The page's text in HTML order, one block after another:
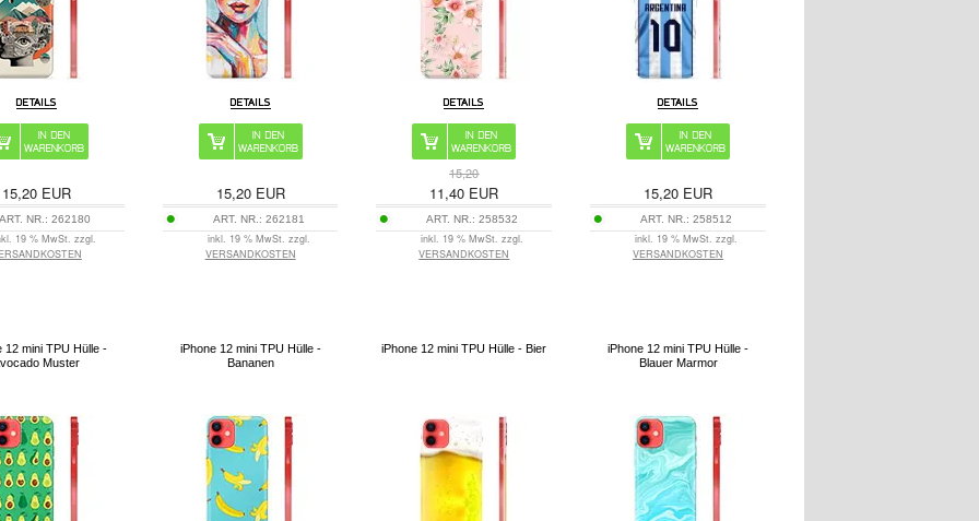
15,20EUR
ART. NR.: 262180
19 % MwSt. zzgl.
15,20EUR
ART. NR.: 262181
inkl. 19 % MwSt. zzgl.
VERSANDKOSTEN
15,20
11,40 EUR
ART. NR.:258532
inkl. 19 % MwSt. zzgl.
VERSANDKOSTEN
15,20 EUR
ART. NR.:258512
inkl. 19 % MwSt. zzgl.
VERSANDKOSTEN
12 mini TPU Hülle -
Muster
iPhone 12 mini TPU Hülle -
Bananen
iPhone 12 mini TPU Hülle - Bier
iPhone 12 mini TPU Hülle -
Blauer Marmor